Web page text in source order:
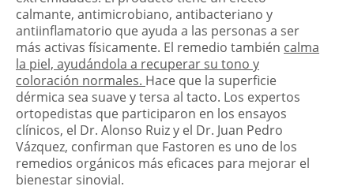
calmante, antimicrobiano, antibacteriano y
antiinflamatorio que ayuda a las personas a ser
más activas físicamente. El remedio también calma
la piel, ayudándola a recuperar su tono y
coloración normales. Hace que la superficie
dérmica sea suave y tersa al tacto. Los expertos
ortopedistas que participaron en los ensayos
clínicos, el Dr. Alonso Ruiz y el Dr. Juan Pedro
Vázquez, confirman que Fastoren es uno de los
remedios orgánicos más eficaces para mejorar el
bienestar sinovial.